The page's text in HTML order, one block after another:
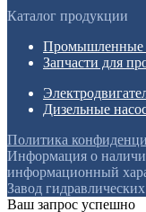
Каталог продукции
Промышленные
Запчасти для
Дизельные
Политика
Информация о
информационный
Завод
Ваш запрос успешно